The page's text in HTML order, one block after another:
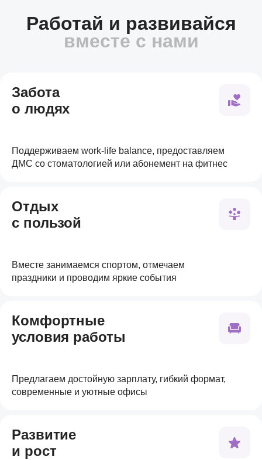
Работай и развивайся
вместе с нами
Забота
о людях
Поддерживаем work-life balance, предоставляем
ДМС со стоматологией или абонемент на фитнес
Отдых
с пользой
Вместе занимаемся спортом, отмечаем
праздники и проводим яркие события
Комфортные
условия работы
Предлагаем достойную зарплату, гибкий формат,
современные и уютные офисы
Развитие
и рост